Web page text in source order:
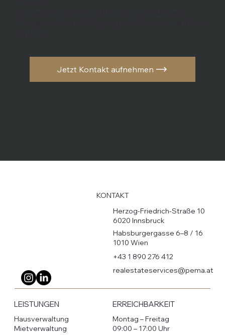
KONTAKT
Herzog-Friedrich-Straße 10
6020 Innsbruck
Habsburgergasse 6–8 / 16
1010 Wien
+43 1 890 276 412
realestateservices@pema.at
LEISTUNGEN
Hausverwaltung
Mietverwaltung
ERREICHBARKEIT
Montag – Freitag
09:00 – 17:00 Uhr